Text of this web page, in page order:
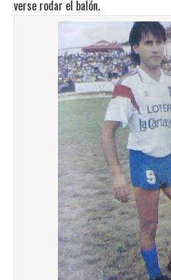
verse rodar el balón.